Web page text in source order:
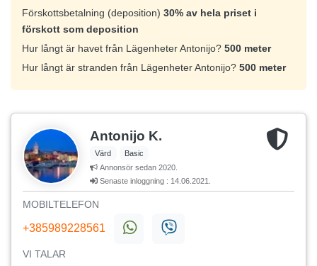
Förskottsbetalning (deposition) 30% av hela priset i
förskott som deposition
Hur långt är havet från Lägenheter Antonijo? 500 meter
Hur långt är stranden från Lägenheter Antonijo? 500 meter
Antonijo K.
Värd
Basic
Annonsör sedan 2020.
Senaste inloggning : 14.06.2021.
MOBILTELEFON
+385989228561
VI TALAR